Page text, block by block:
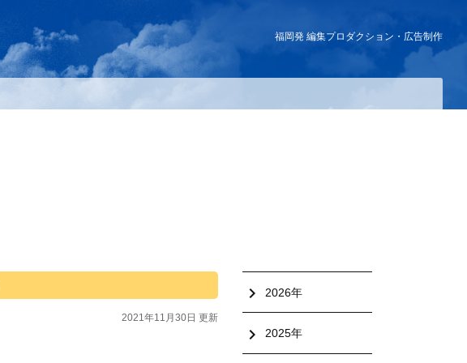
福岡発 編集プロダクション・広告制作
2021年11月30日 更新
chevron_right 2026年
chevron_right 2025年